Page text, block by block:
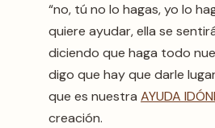
“no, tú no lo hagas, yo lo
quiere ayudar, ella se
diciendo que haga todo
digo que hay que darle
que es nuestra AYUDA
creación.